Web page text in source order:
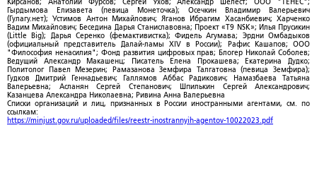
Гырдымова Елизавета (певица Монеточка); Осечкин Владимир Валерьевич
(Гулагу.нет); Устимов Антон Михайлович; Яганов Ибрагим Хасанбиевич; Харченко
Вадим Михайлович; Беседина Дарья Станиславовна; Проект «T9 NSK»; Илья Прусикин
(Little Big); Дарья Серенко (фемактивистка); Фидель Агумава; Эрдни Омбадыков
(официальный представитель Далай-ламы XIV в России); Рафис Кашапов; ООО
"Философия ненасилия"; Фонд развития цифровых прав; Блогер Николай Соболев;
Ведущий Александр Макашенц; Писатель Елена Прокашева; Екатерина Дудко;
Политолог Павел Мезерин; Рамазанова Земфира Талгатовна (певица Земфира);
Гудков Дмитрий Геннадьевич; Галлямов Аббас Радикович; Намазбаева Татьяна
Валерьевна; Асланян Сергей Степанович; Шпилькин Сергей Александрович;
Казанцева Александра Николаевна; Ривина Анна Валерьевна
Списки организаций и лиц, признанных в России иностранными агентами, см. по
ссылкам:
https://minjust.gov.ru/uploaded/files/reestr-inostrannyih-agentov-10022023.pdf